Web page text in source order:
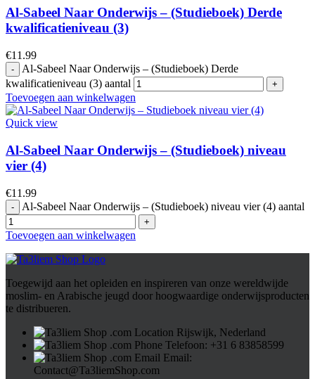
Al-Sabeel Naar Onderwijs – (Studieboek) Derde
kwalificatieniveau (3)
€11.99
Al-Sabeel Naar Onderwijs – (Studieboek) Derde
kwalificatieniveau (3) aantal
Toevoegen aan winkelwagen
Quick view
Al-Sabeel Naar Onderwijs – (Studieboek) niveau
vier (4)
€11.99
Al-Sabeel Naar Onderwijs – (Studieboek) niveau vier (4) aantal
Toevoegen aan winkelwagen
Toegewijd aan het opleiden en inspireren van onze wereldwijde
moslim- en Arabische jeugd door hoogwaardige onderwijsproducten
te distribueren.
Rijswijk, Nederland
Telefoon: ⁦+31 6 83858599⁩
Email:
Contact@Ta3liemShop.com